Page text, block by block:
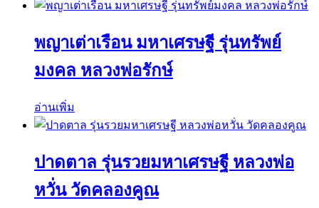
พญาเต่าเรือน มหาเศรษฐี รุ่นทรัพย์
มงคล หลวงพ่อรักษ์
อ่านเพิ่ม
ปาดตาล รุ่นรวยมหาเศรษฐี หลวงพ่อ
หวั่น วัดคลองคูณ